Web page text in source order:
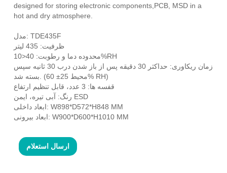
designed for storing electronic components,PCB, MSD in a
hot and dry atmosphere.
مدل: TDE435F
ظرفیت: 435 لیتر
محدوده دما و رطوبت: 40<10%RH
زمان ریکاوری: حداکثر 30 دقیقه پس از باز شدن درب 30 ثانیه سپس
بسته شد. (محیط 25± 60% RH)
قفسه ها: 3 عدد، قابل تنظیم ارتفاع
رنگ: آبی تیره، ایمن ESD
ابعاد داخلی: W898*D572*H848 MM
ابعاد بیرونی: W900*D600*H1010 MM
ارسال استعلام